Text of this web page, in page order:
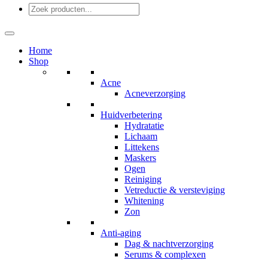
Home
Shop
Acne
Acneverzorging
Huidverbetering
Hydratatie
Lichaam
Littekens
Maskers
Ogen
Reiniging
Vetreductie & versteviging
Whitening
Zon
Anti-aging
Dag & nachtverzorging
Serums & complexen